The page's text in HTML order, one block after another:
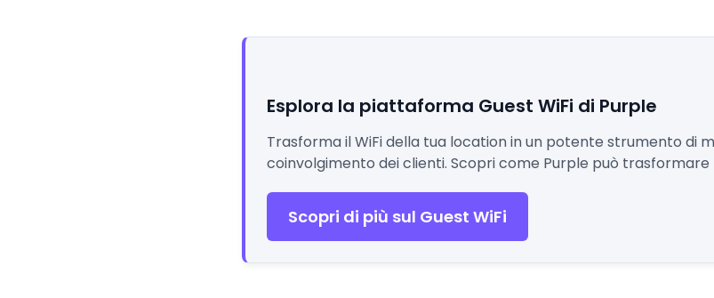
Esplora la piattaforma Guest WiFi di Purple
Trasforma il WiFi della tua location in un potente strumento di
coinvolgimento dei clienti. Scopri come Purple può trasformare
Scopri di più sul Guest WiFi